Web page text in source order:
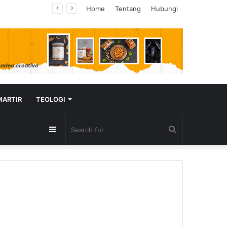
Home Tentang Hubungi
TEOLOGI
for
Sidebar